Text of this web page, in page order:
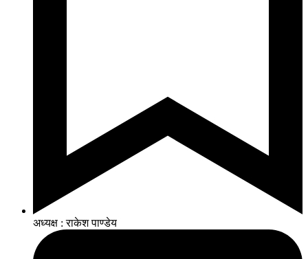
अध्यक्ष : राकेश पाण्डेय